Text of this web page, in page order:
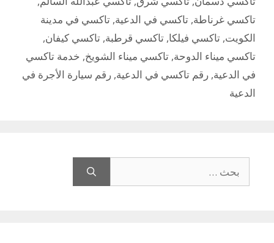
تاكسي غرناطة, تاكسي في الدعية, تاكسي في مدينة
الكويت, تاكسي فيلكا, تاكسي قرطبة, تاكسي كيفان,
تاكسي ميناء الدوحة, تاكسي ميناء الشويخ, خدمة تاكسي
في الدعية, رقم تاكسي في الدعية, رقم سيارة الأجرة في
الدعية
عن: